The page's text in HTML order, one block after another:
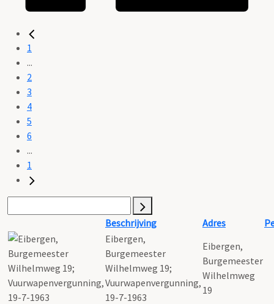
1
...
2
3
4
5
6
...
1
Beschrijving Adres
Eibergen,
Burgemeester
Wilhelmweg 19;
Vuurwapenvergunning,
19-7-1963
Eibergen,
Burgemeester
Wilhelmweg
19